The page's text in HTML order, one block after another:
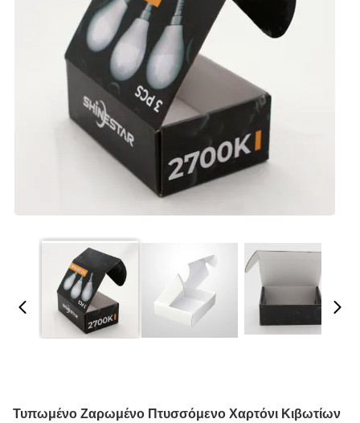
Τυπωμένο Ζαρωμένο Πτυσσόμενο Χαρτόνι Κιβωτίων